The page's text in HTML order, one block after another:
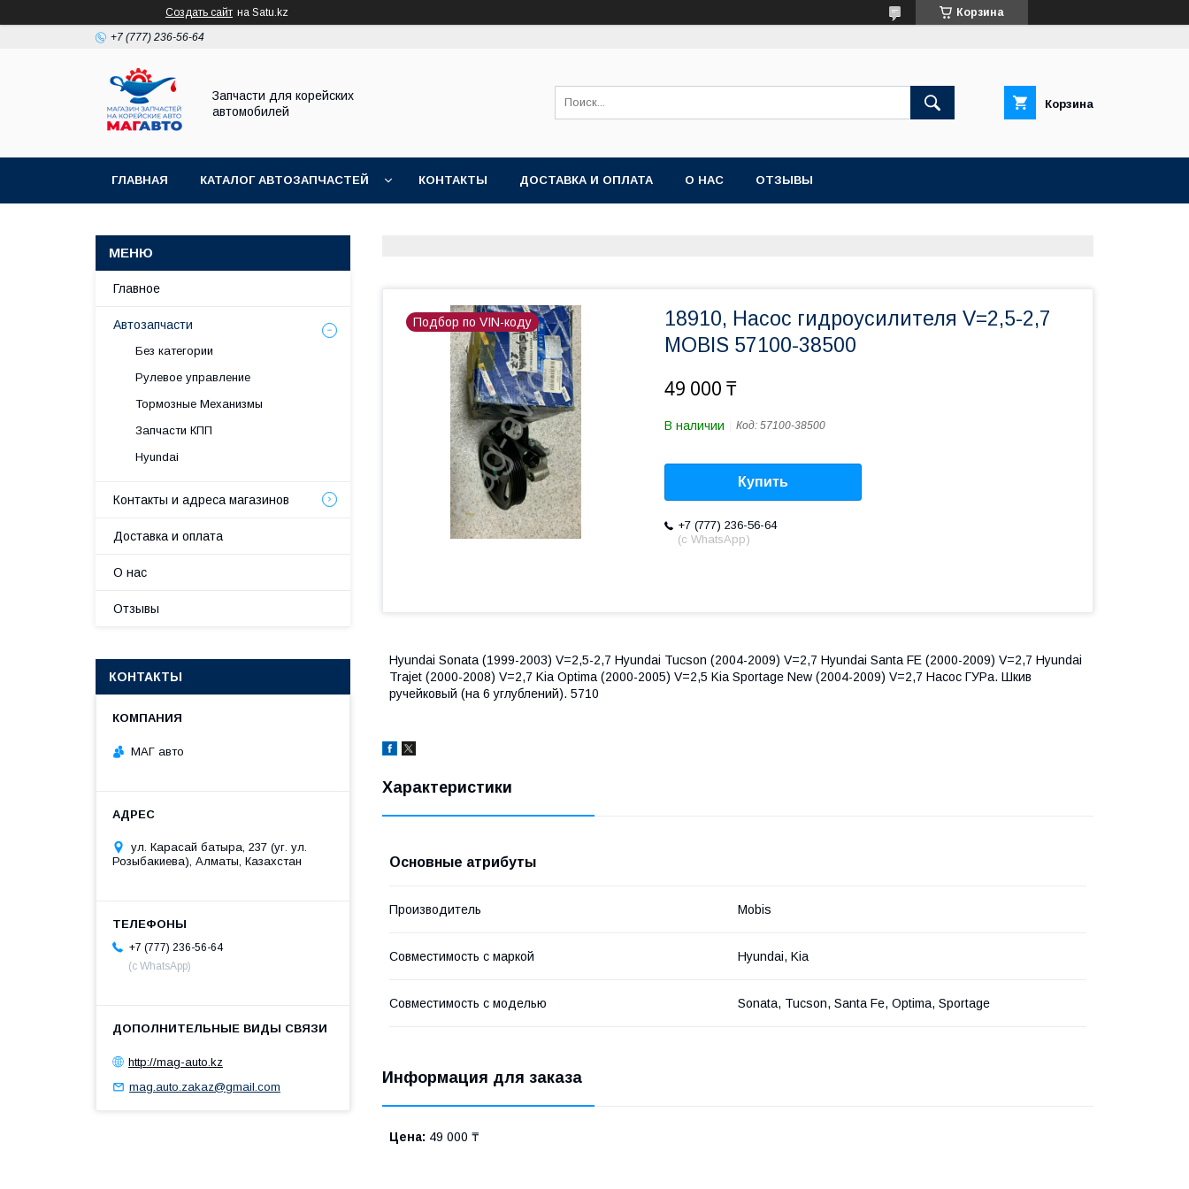
Создать сайт на Satu.kz Корзина
+7 (777) 236-56-64
Запчасти для корейских
автомобилей
Корзина
ГЛАВНАЯ КАТАЛОГ АВТОЗАПЧАСТЕЙ КОНТАКТЫ ДОСТАВКА И ОПЛАТА О НАС ОТЗЫВЫ
Подбор по VIN-коду
18910, Насос гидроусилителя V=2,5-2,7
MOBIS 57100-38500
49 000 ₸
В наличии Код: 57100-38500
Купить
+7 (777) 236-56-64
(с WhatsApp)
Hyundai Sonata (1999-2003) V=2,5-2,7 Hyundai Tucson (2004-2009) V=2,7 Hyundai Santa FE (2000-2009) V=2,7 Hyundai
Trajet (2000-2008) V=2,7 Kia Optima (2000-2005) V=2,5 Kia Sportage New (2004-2009) V=2,7 Насос ГУРа. Шкив
ручейковый (на 6 углублений). 5710
Характеристики
Основные атрибуты
Производитель Mobis
Совместимость с маркой Hyundai, Kia
Совместимость с моделью Sonata, Tucson, Santa Fe, Optima, Sportage
Информация для заказа
Цена: 49 000 ₸
Главное
Автозапчасти
Без категории
Рулевое управление
Тормозные Механизмы
Запчасти КПП
Hyundai
Контакты и адреса магазинов
Доставка и оплата
О нас
Отзывы
КОНТАКТЫ
МАГ авто
ул. Карасай батыра, 237 (уг. ул.
Розыбакиева), Алматы, Казахстан
+7 (777) 236-56-64
(с WhatsApp)
http://mag-auto.kz
mag.auto.zakaz@gmail.com